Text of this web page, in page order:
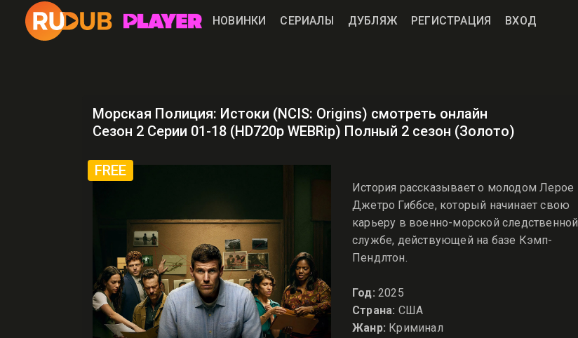
НОВИНКИ СЕРИАЛЫ ДУБЛЯЖ РЕГИСТРАЦИЯ ВХОД
Морская Полиция: Истоки (NCIS: Origins) смотреть онлайн
Сезон 2 Серии 01-18 (HD720p WEBRip) Полный 2 сезон (Золото)
FREE
История рассказывает о молодом Лерое
Джетро Гиббсе, который начинает свою
карьеру в военно-морской следственной
службе, действующей на базе Кэмп-
Пендлтон.
Год: 2025
Страна: США
Жанр: Криминал